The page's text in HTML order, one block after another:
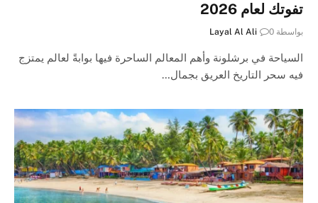
تفوتك لعام 2026
بواسطة Layal Al Ali 0
السياحة في برشلونة وأهم المعالم الساحرة فيها بوابةً لعالم يمتزج
فيه سحر التاريخ العريق بجمال…